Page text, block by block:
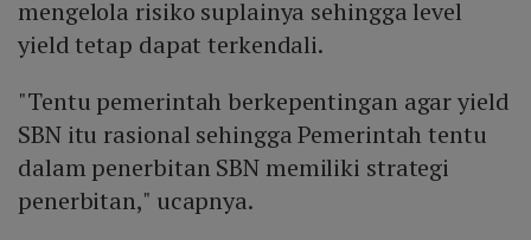
mengelola risiko suplainya sehingga level
yield tetap dapat terkendali.
"Tentu pemerintah berkepentingan agar yield
SBN itu rasional sehingga Pemerintah tentu
dalam penerbitan SBN memiliki strategi
penerbitan," ucapnya.